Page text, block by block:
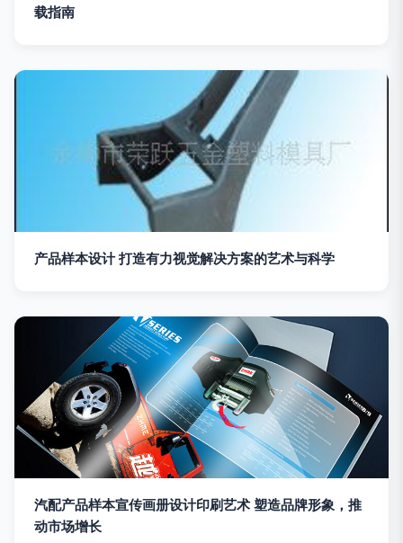
载指南
产品样本设计 打造有力视觉解决方案的艺术与科学
汽配产品样本宣传画册设计印刷艺术 塑造品牌形象，推
动市场增长